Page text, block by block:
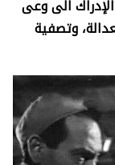
الى وعى
وتصفية